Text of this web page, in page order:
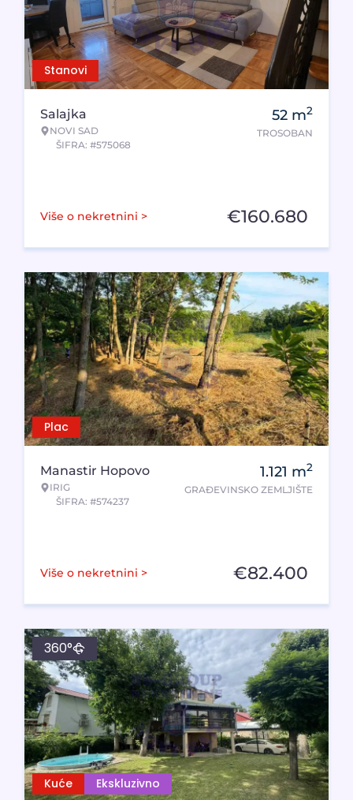
Stanovi
Salajka
NOVI SAD
ŠIFRA: #575068
52 m2
TROSOBAN
Više o nekretnini > €160.680
Plac
Manastir Hopovo
IRIG
ŠIFRA: #574237
1.121 m2
GRAĐEVINSKO ZEMLJIŠTE
Više o nekretnini > €82.400
Kuće Ekskluzivno
360°